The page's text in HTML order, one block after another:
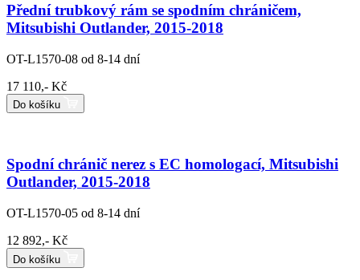
Přední trubkový rám se spodním chráničem,
Mitsubishi Outlander, 2015-2018
OT-L1570-08 od 8-14 dní
17 110,- Kč
Do košíku
Spodní chránič nerez s EC homologací, Mitsubishi
Outlander, 2015-2018
OT-L1570-05 od 8-14 dní
12 892,- Kč
Do košíku